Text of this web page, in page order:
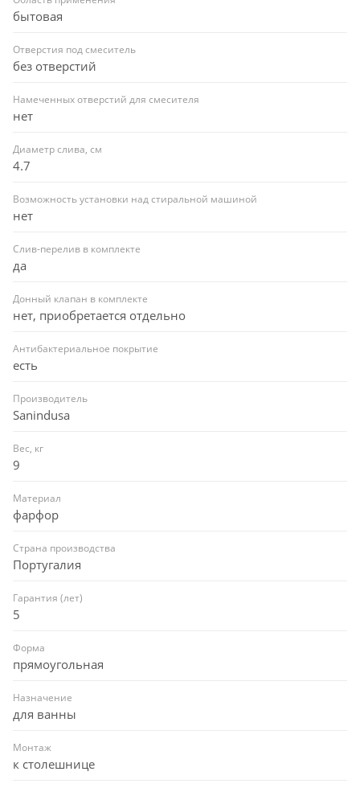
бытовая
Отверстия под смеситель
без отверстий
Намеченных отверстий для смесителя
нет
Диаметр слива, см
4.7
Возможность установки над стиральной машиной
нет
Слив-перелив в комплекте
да
Донный клапан в комплекте
нет, приобретается отдельно
Антибактериальное покрытие
есть
Производитель
Sanindusa
Вес, кг
9
Материал
фарфор
Страна производства
Португалия
Гарантия (лет)
5
Форма
прямоугольная
Назначение
для ванны
Монтаж
к столешнице